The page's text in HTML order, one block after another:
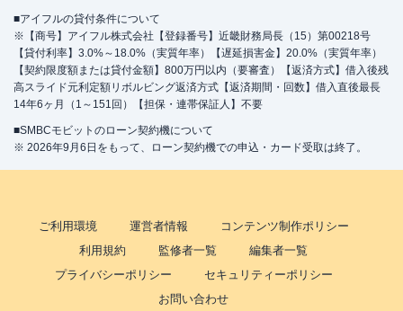
■アイフルの貸付条件について
※【商号】アイフル株式会社【登録番号】近畿財務局長（15）第00218号
【貸付利率】3.0%～18.0%（実質年率）【遅延損害金】20.0%（実質年率）
【契約限度額または貸付金額】800万円以内（要審査）【返済方式】借入後残
高スライド元利定額リボルビング返済方式【返済期間・回数】借入直後最長
14年6ヶ月（1～151回）【担保・連帯保証人】不要
■SMBCモビットのローン契約機について
※ 2026年9月6日をもって、ローン契約機での申込・カード受取は終了。
ご利用環境 運営者情報
コンテンツ制作ポリシー
利用規約
監修者一覧
編集者一覧
プライバシーポリシー
セキュリティーポリシー
お問い合わせ